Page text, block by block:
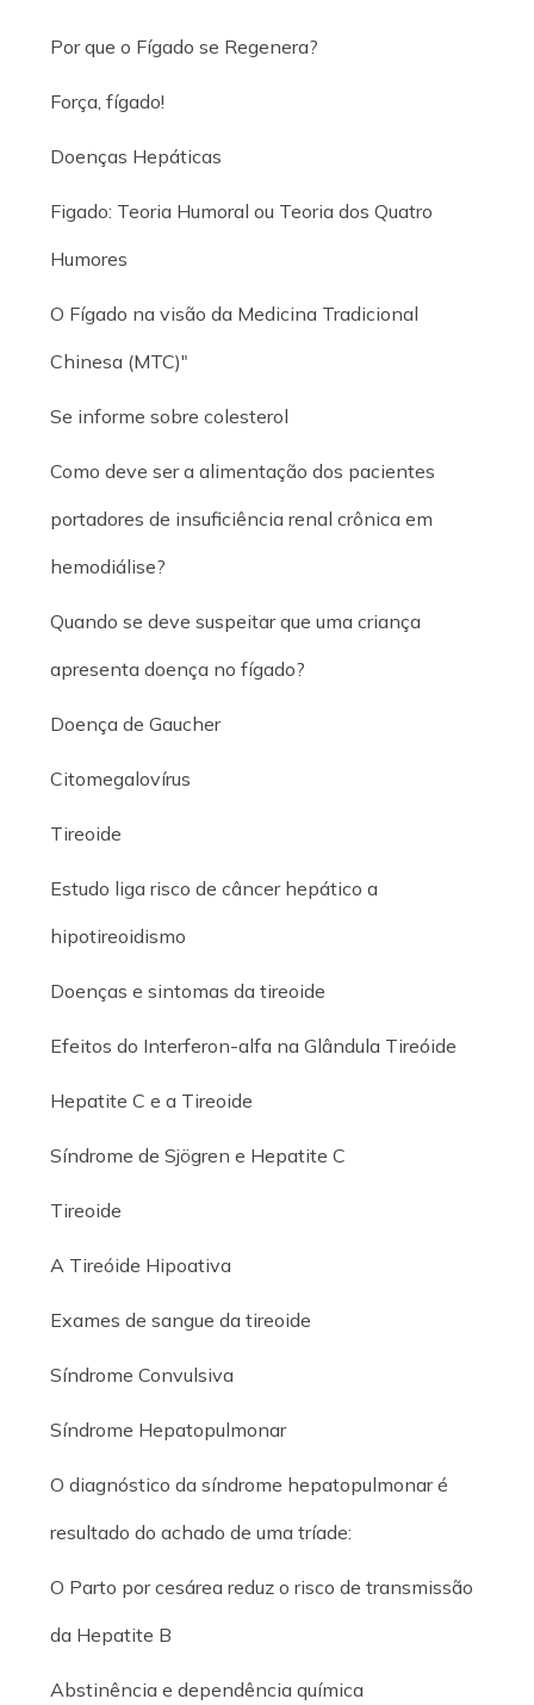
Por que o Fígado se Regenera?
Força, fígado!
Doenças Hepáticas
Figado: Teoria Humoral ou Teoria dos Quatro
Humores
O Fígado na visão da Medicina Tradicional
Chinesa (MTC)"
Se informe sobre colesterol
Como deve ser a alimentação dos pacientes
portadores de insuficiência renal crônica em
hemodiálise?
Quando se deve suspeitar que uma criança
apresenta doença no fígado?
Doença de Gaucher
Citomegalovírus
Tireoide
Estudo liga risco de câncer hepático a
hipotireoidismo
Doenças e sintomas da tireoide
Efeitos do Interferon-alfa na Glândula Tireóide
Hepatite C e a Tireoide
Síndrome de Sjögren e Hepatite C
Tireoide
A Tireóide Hipoativa
Exames de sangue da tireoide
Síndrome Convulsiva
Síndrome Hepatopulmonar
O diagnóstico da síndrome hepatopulmonar é
resultado do achado de uma tríade:
O Parto por cesárea reduz o risco de transmissão
da Hepatite B
Abstinência e dependência química